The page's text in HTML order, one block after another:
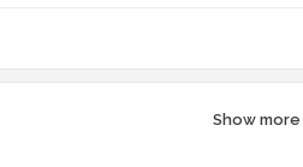
Show more